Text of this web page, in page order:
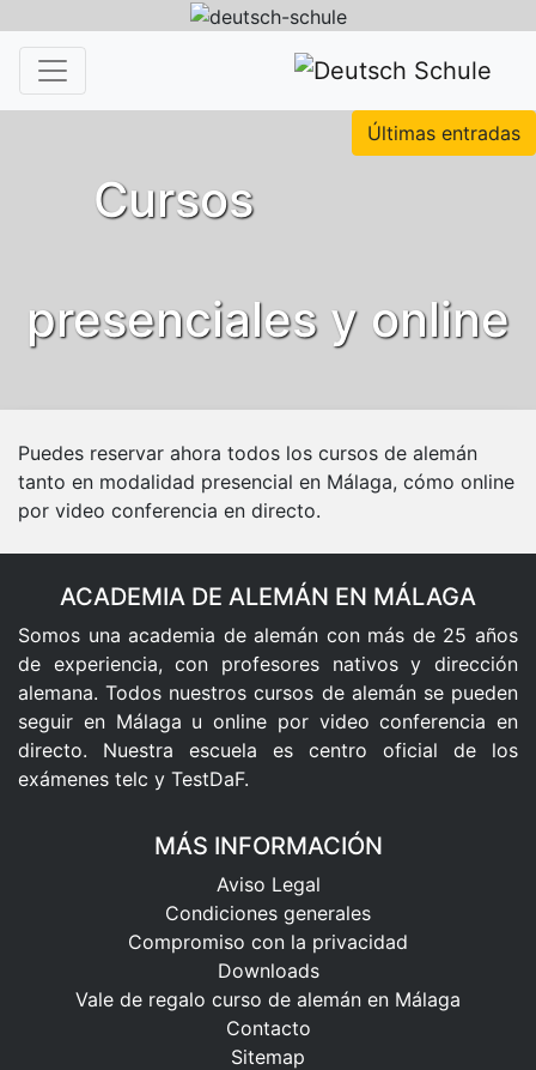
Últimas entradas
Cursos
presenciales y online
Puedes reservar ahora todos los cursos de alemán
tanto en modalidad presencial en Málaga, cómo online
por video conferencia en directo.
ACADEMIA DE ALEMÁN EN MÁLAGA
Somos una academia de alemán con más de 25 años
de experiencia, con profesores nativos y dirección
alemana. Todos nuestros cursos de alemán se pueden
seguir en Málaga u online por video conferencia en
directo. Nuestra escuela es centro oficial de los
exámenes telc y TestDaF.
MÁS INFORMACIÓN
Aviso Legal
Condiciones generales
Compromiso con la privacidad
Downloads
Vale de regalo curso de alemán en Málaga
Contacto
Sitemap